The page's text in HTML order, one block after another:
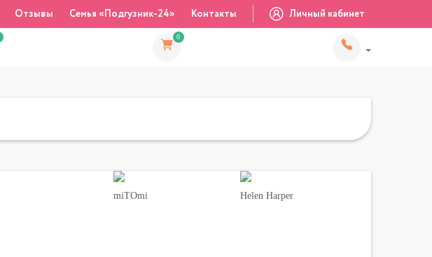
Отзывы Семья «Подгузник-24» Контакты Личный кабинет
0
miTOmi Helen Harper